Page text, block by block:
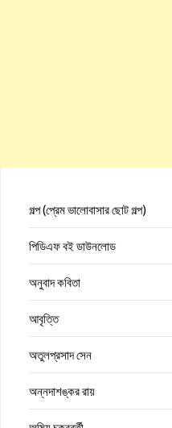
গল্প (প্রেম ভালোবাসার ছোট গল্প)
পিডিএফ বই ডাউনলোড
অনুবাদ কবিতা
আবৃত্তি
অতুলপ্রসাদ সেন
অন্নদাশঙ্কর রায়